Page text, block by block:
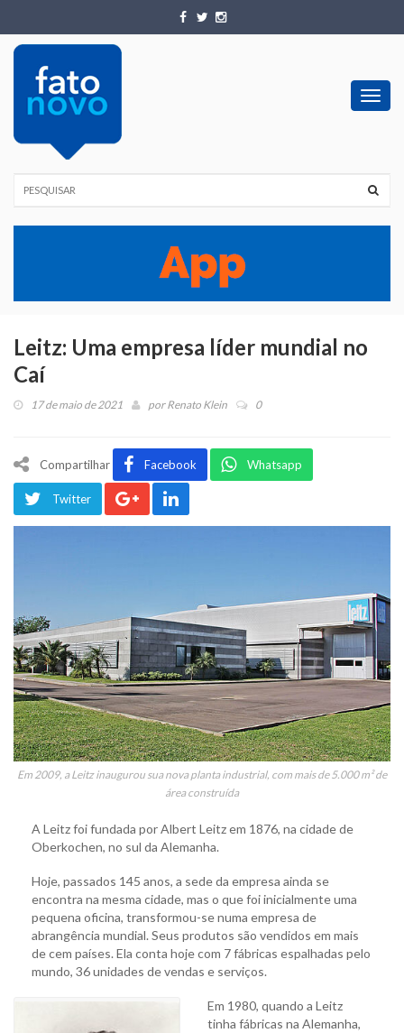
Leitz: Uma empresa líder mundial no
Caí
17 de maio de 2021 porRenato Klein 0
Compartilhar Facebook Whatsapp
Twitter
Em 2009, a Leitz inaugurou sua nova planta industrial, com mais de 5.000 m² de
área construída
A Leitz foi fundada por Albert Leitz em 1876, na cidade de
Oberkochen, no sul da Alemanha.
Hoje, passados 145 anos, a sede da empresa ainda se
encontra na mesma cidade, mas o que foi inicialmente uma
pequena oficina, transformou-se numa empresa de
abrangência mundial. Seus produtos são vendidos em mais
de cem países. Ela conta hoje com 7 fábricas espalhadas pelo
mundo, 36 unidades de vendas e serviços.
Em 1980, quando a Leitz
tinha fábricas na Alemanha,